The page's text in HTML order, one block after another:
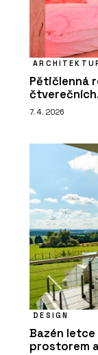
Pětičlenná
7. 4. 2026
DESIGN
Bazén
prostorem